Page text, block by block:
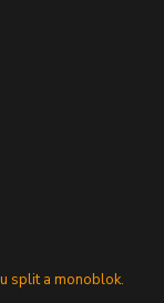
split a monoblok.